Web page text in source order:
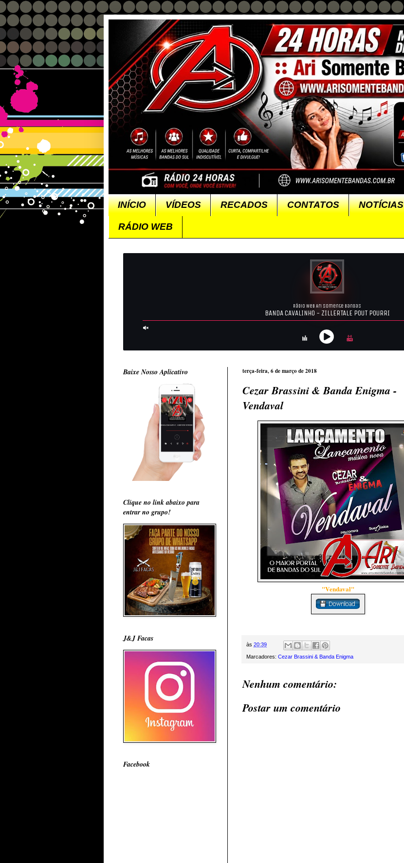
INÍCIO VÍDEOS RECADOS CONTATOS NOTÍCIAS
RÁDIO WEB
terça-feira, 6 de março de 2018
Cezar Brassini & Banda Enigma -
Vendaval
"Vendaval"
às 20:39
Marcadores: Cezar Brassini & Banda Enigma
Nenhum comentário:
Postar um comentário
Baixe Nosso Aplicativo
Clique no link abaixo para
entrar no grupo!
J&J Facas
Facebook